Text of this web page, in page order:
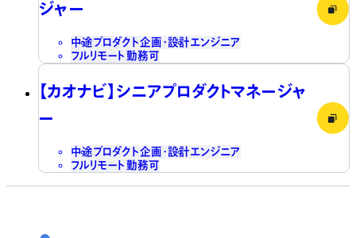
ジャー
中途プロダクト企画・設計エンジニア
フルリモート勤務可
【カオナビ】シニアプロダクトマネージャ
ー
中途プロダクト企画・設計 エンジニア
フルリモート勤務可